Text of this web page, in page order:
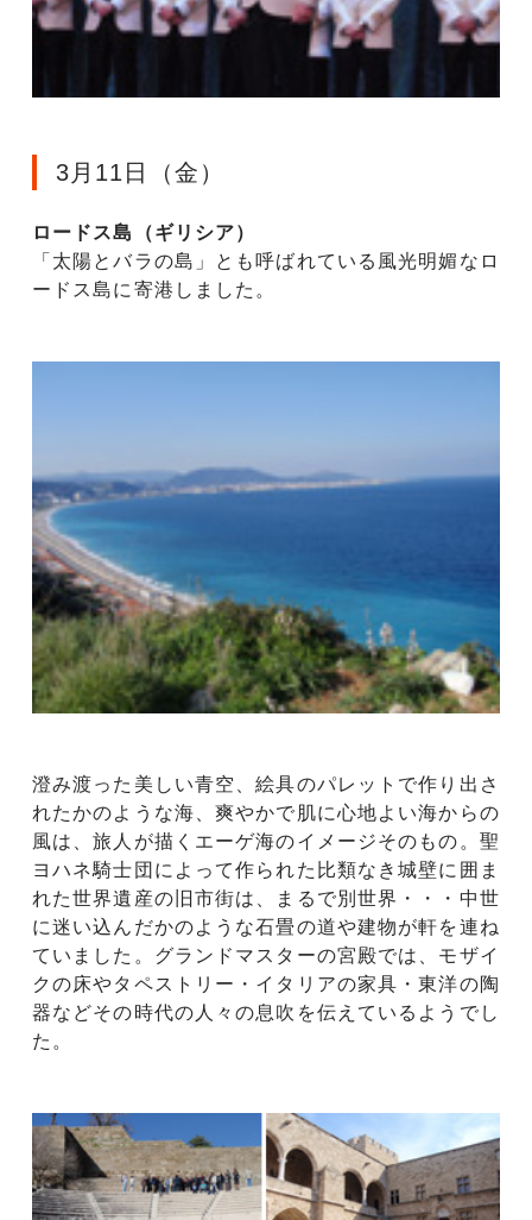
3月11日（金）
ロードス島（ギリシア）
「太陽とバラの島」とも呼ばれている風光明媚なロ
ードス島に寄港しました。
澄み渡った美しい青空、絵具のパレットで作り出さ
れたかのような海、爽やかで肌に心地よい海からの
風は、旅人が描くエーゲ海のイメージそのもの。聖
ヨハネ騎士団によって作られた比類なき城壁に囲ま
れた世界遺産の旧市街は、まるで別世界・・・中世
に迷い込んだかのような石畳の道や建物が軒を連ね
ていました。グランドマスターの宮殿では、モザイ
クの床やタペストリー・イタリアの家具・東洋の陶
器などその時代の人々の息吹を伝えているようでし
た。